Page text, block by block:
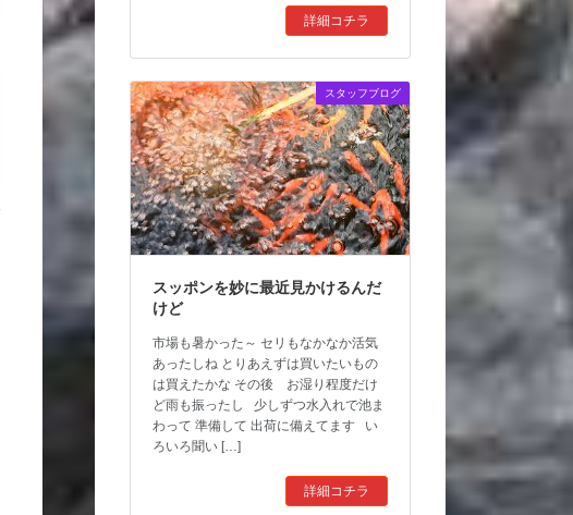
詳細コチラ
スタッフブログ
スッポンを妙に最近見かけるんだ
けど
市場も暑かった～ セリもなかなか活気
あったしね とりあえずは買いたいもの
は買えたかな その後 お湿り程度だけ
ど雨も振ったし 少しずつ水入れで池ま
わって 準備して 出荷に備えてます い
ろいろ聞い […]
詳細コチラ